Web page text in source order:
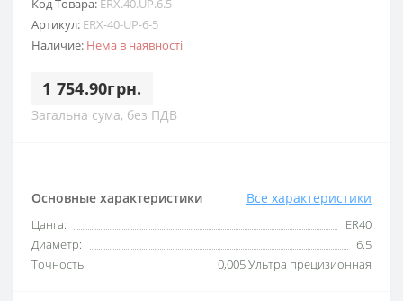
Код Товара: ERX.40.UP.6.5
Артикул: ERX-40-UP-6-5
Наличие: Нема в наявності
1 754.90грн.
Загальна сума, без ПДВ
Основные характеристики Все характеристики
Цанга:
ER40
Диаметр:
6.5
Точность:
0,005 Ультра прецизионная